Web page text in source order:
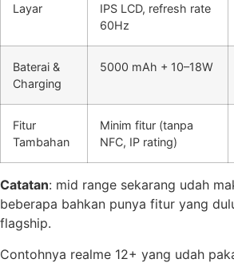
Layar
IPS LCD, refresh rate
60Hz
Baterai &
Charging
5000 mAh + 10–18W
Fitur
Tambahan
Minim fitur (tanpa
NFC, IP rating)
Catatan: mid range sekarang udah
beberapa bahkan punya fitur yang
flagship.
Contohnya realme 12+ yang udah